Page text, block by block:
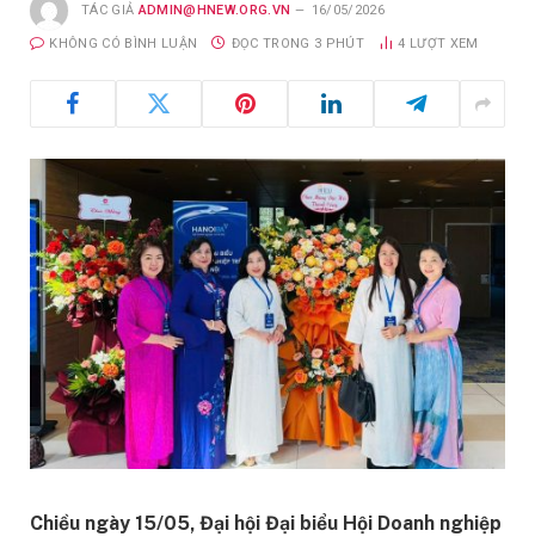
TÁC GIẢ ADMIN@HNEW.ORG.VN 16/05/2026
KHÔNG CÓ BÌNH LUẬN ĐỌC TRONG 3 PHÚT 4 LƯỢT XEM
Chiều ngày 15/05, Đại hội Đại biểu Hội Doanh nghiệp